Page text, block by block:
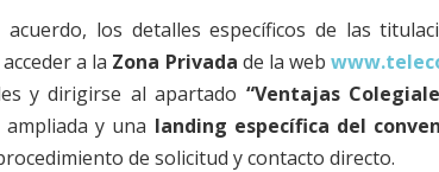
los detalles específicos de las
a la Zona Privada de la web
y dirigirse al apartado “Ventajas
y una landing específica del
de solicitud y contacto directo.